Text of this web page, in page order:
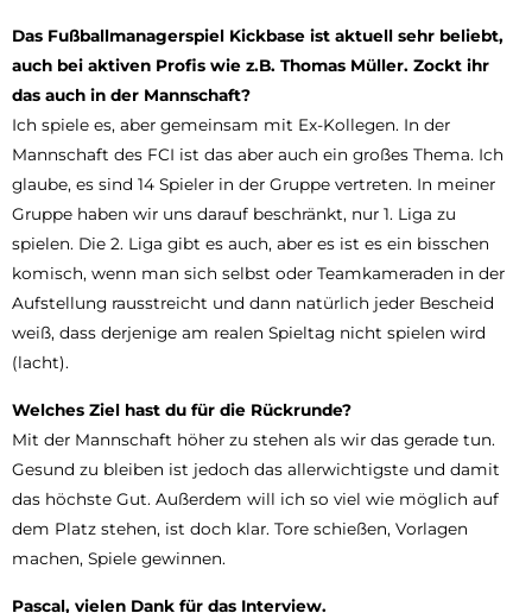
Das Fußballmanagerspiel Kickbase ist aktuell sehr beliebt,
auch bei aktiven Profis wie z.B. Thomas Müller. Zockt ihr
das auch in der Mannschaft?
Ich spiele es, aber gemeinsam mit Ex-Kollegen. In der
Mannschaft des FCI ist das aber auch ein großes Thema. Ich
glaube, es sind 14 Spieler in der Gruppe vertreten. In meiner
Gruppe haben wir uns darauf beschränkt, nur 1. Liga zu
spielen. Die 2. Liga gibt es auch, aber es ist es ein bisschen
komisch, wenn man sich selbst oder Teamkameraden in der
Aufstellung rausstreicht und dann natürlich jeder Bescheid
weiß, dass derjenige am realen Spieltag nicht spielen wird
(lacht).
Welches Ziel hast du für die Rückrunde?
Mit der Mannschaft höher zu stehen als wir das gerade tun.
Gesund zu bleiben ist jedoch das allerwichtigste und damit
das höchste Gut. Außerdem will ich so viel wie möglich auf
dem Platz stehen, ist doch klar. Tore schießen, Vorlagen
machen, Spiele gewinnen.
Pascal, vielen Dank für das Interview.